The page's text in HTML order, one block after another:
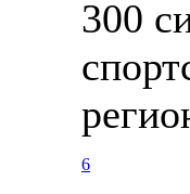
300
6